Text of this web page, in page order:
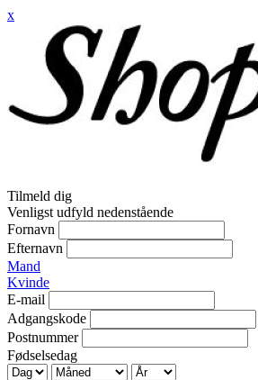
x
Tilmeld dig
Venligst udfyld nedenstående
Fornavn
Efternavn
Mand
Kvinde
E-mail
Adgangskode
Postnummer
Fødselsedag